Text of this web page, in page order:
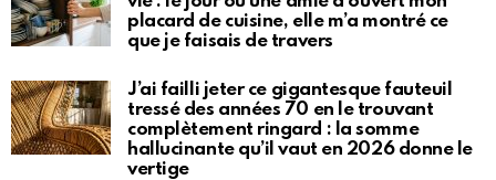
placard de cuisine, elle m’a montré ce
que je faisais de travers
J’ai failli jeter ce gigantesque fauteuil
tressé des années 70 en le trouvant
complètement ringard : la somme
hallucinante qu’il vaut en 2026 donne le
vertige